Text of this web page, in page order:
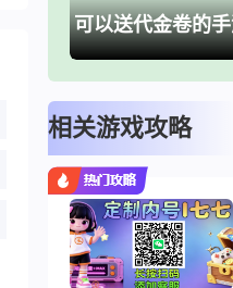
相关游戏攻略